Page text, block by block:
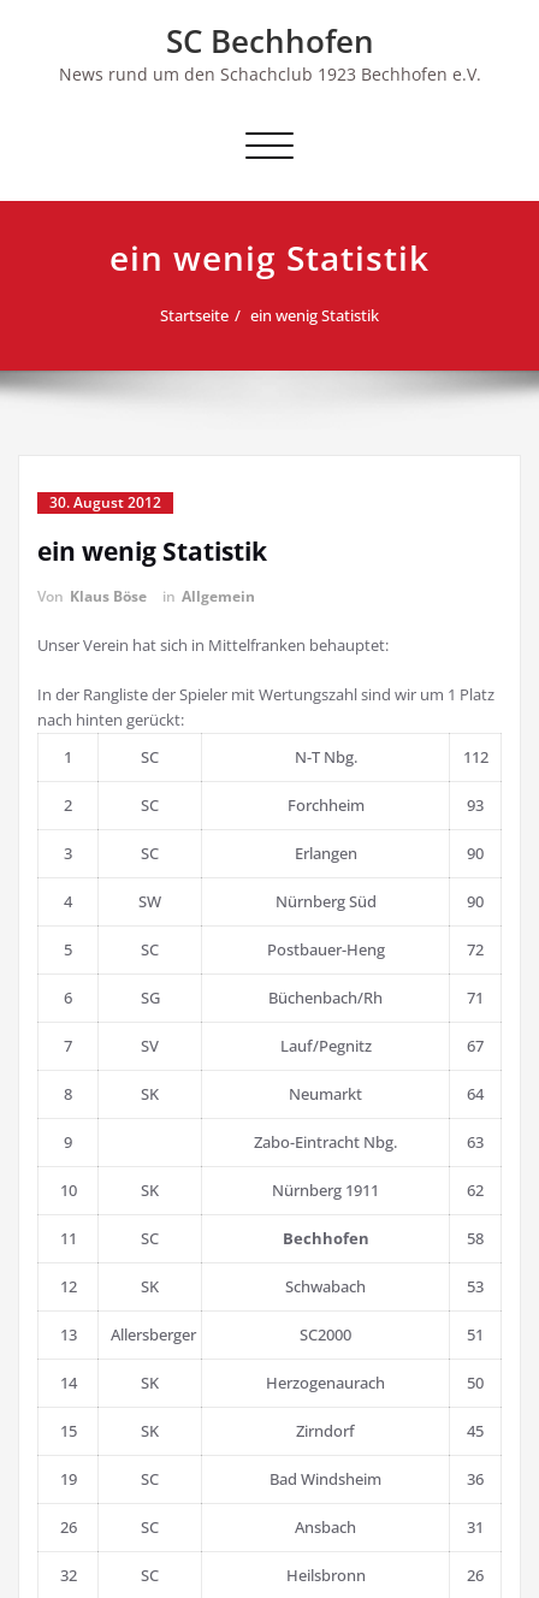
SC Bechhofen
News rund um den Schachclub 1923 Bechhofen e.V.
Schalte
ein wenig Statistik
Startseite ein wenig Statistik
30. August 2012
ein wenig Statistik
Von Klaus Böse in Allgemein
Unser Verein hat sich in Mittelfranken behauptet:
In der Rangliste der Spieler mit Wertungszahl sind wir um 1 Platz
nach hinten gerückt:
1
SC N-T Nbg. 112
2 SC Forchheim 93
3 SC Erlangen 90
4 SW Nürnberg Süd 90
5 SC Postbauer-Heng 72
6 SG Büchenbach/Rh 71
7 SV Lauf/Pegnitz 67
8 SK Neumarkt 64
9 Zabo-Eintracht Nbg. 63
10 SK Nürnberg 1911 62
11 SC Bechhofen 58
12 SK Schwabach 53
13 Allersberger SC2000 51
14 SK Herzogenaurach 50
15 SK Zirndorf 45
19 SC Bad Windsheim 36
26 SC Ansbach 31
32 SC Heilsbronn 26